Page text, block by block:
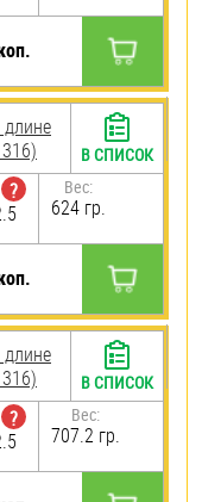
?
Вес:
624 гр.
В СПИСОК
?
Вес:
707.2 гр.
В СПИСОК